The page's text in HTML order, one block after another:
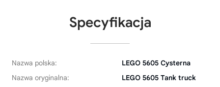
Specyfikacja
Nazwa polska:
LEGO 5605 Cysterna
Nazwa oryginalna:
LEGO 5605 Tank truck